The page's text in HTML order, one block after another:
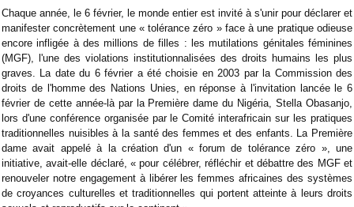
Chaque année, le 6 février, le monde entier est invité à s'unir pour déclarer et
manifester concrètement une « tolérance zéro » face à une pratique odieuse
encore infligée à des millions de filles : les mutilations génitales féminines
(MGF), l'une des violations institutionnalisées des droits humains les plus
graves. La date du 6 février a été choisie en 2003 par la Commission des
droits de l'homme des Nations Unies, en réponse à l'invitation lancée le 6
février de cette année-là par la Première dame du Nigéria, Stella Obasanjo,
lors d'une conférence organisée par le Comité interafricain sur les pratiques
traditionnelles nuisibles à la santé des femmes et des enfants. La Première
dame avait appelé à la création d'un « forum de tolérance zéro », une
initiative, avait-elle déclaré, « pour célébrer, réfléchir et débattre des MGF et
renouveler notre engagement à libérer les femmes africaines des systèmes
de croyances culturelles et traditionnelles qui portent atteinte à leurs droits